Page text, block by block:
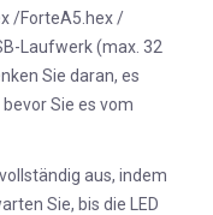
/ForteA5.hex /
Laufwerk (max. 32
Sie daran, es
Sie es vom
aus, indem
Sie, bis die LED